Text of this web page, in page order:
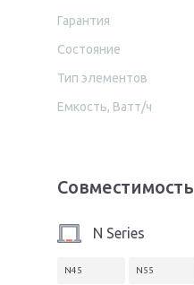
Гарантия
Состояние
Тип элементов
Емкость, Ватт/ч
Совместимость
N Series
N45 N55